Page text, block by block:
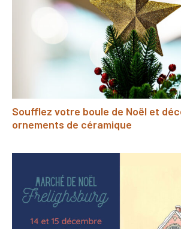
Soufflez votre boule de Noël et
ornements de céramique